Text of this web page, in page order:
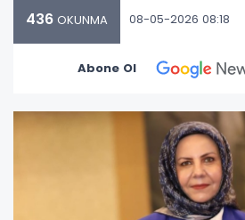
436 OKUNMA 08-05-2026 08:18
Abone Ol